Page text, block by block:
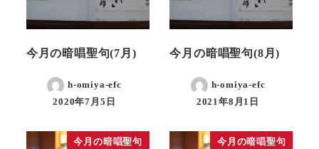
今月の暗唱聖句(7月)
h-omiya-efc
2020年7月5日
今月の暗唱聖句(8月)
h-omiya-efc
2021年8月1日
今月の暗唱聖句 今月の暗唱聖句